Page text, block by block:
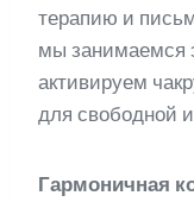
терапию и
мы занимаемся
активируем
для свободной
Гармоничная